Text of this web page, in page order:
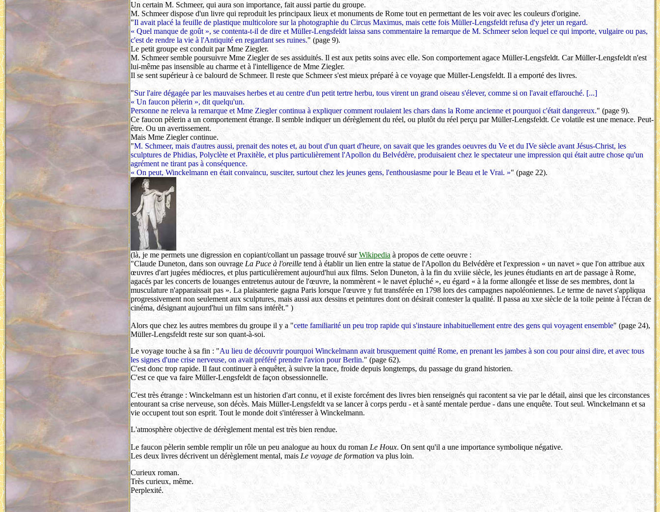
Un certain M. Schmeer, qui aura son importance, fait aussi partie du groupe.
M. Schmeer dispose d'un livre qui reproduit les principaux lieux et monuments de Rome tout en permettant de les voir avec les couleurs d'origine.
"Il avait placé la feuille de plastique multicolore sur la photographie du Circus Maximus, mais cette fois Müller-Lengsfeldt refusa d'y jeter un regard.
« Quel manque de goût », se contenta-t-il de dire et Müller-Lengsfeldt laissa sans commentaire la remarque de M. Schmeer selon lequel ce qui importe, vulgaire ou pas,
c'est de rendre la vie à l'Antiquité en regardant ses ruines." (page 9).
Le petit groupe est conduit par Mme Ziegler.
M. Schmeer semble poursuivre Mme Ziegler de ses assiduités. Il est aux petits soins avec elle. Son comportement agace Müller-Lengsfeldt. Car Müller-Lengsfeldt n'est
lui-même pas insensible au charme et à l'intelligence de Mme Ziegler.
Il se sent supérieur à ce balourd de Schmeer. Il reste que Schmeer s'est mieux préparé à ce voyage que Müller-Lengsfeldt. Il a emporté des livres.
"Sur l'aire dégagée par les mauvaises herbes et au centre d'un petit tertre herbu, tous virent un grand oiseau s'élever, comme si on l'avait effarouché. [...]
« Un faucon pèlerin », dit quelqu'un.
Personne ne releva la remarque et Mme Ziegler continua à expliquer comment roulaient les chars dans la Rome ancienne et pourquoi c'était dangereux." (page 9).
Ce faucon pèlerin a un comportement étrange. Il semble indiquer un dérèglement du réel, ou plutôt du réel perçu par Müller-Lengsfeldt. Ce volatile est une menace. Peut-
être. Ou un avertissement.
Mais Mme Ziegler continue.
"M. Schmeer, mais d'autres aussi, prenait des notes et, au bout d'un quart d'heure, on savait que les grandes oeuvres du Ve et du IVe siècle avant Jésus-Christ, les
sculptures de Phidias, Polyclète et Praxitèle, et plus particulièrement l'Apollon du Belvédère, produisaient chez le spectateur une impression qui était autre chose qu'un
agrément ne tirant pas à conséquence.
« On peut, Winckelmann en était convaincu, susciter, surtout chez les jeunes gens, l'enthousiasme pour le Beau et le Vrai. »" (page 22).
(là, je me permets une digression en copiant/collant un passage trouvé surWikipedia à propos de cette oeuvre :
"Claude Duneton, dans son ouvrage La Puce à l'oreille tend à établir un lien entre la statue de l'Apollon du Belvédère et l'expression « un navet » que l'on attribue aux
œuvres d'art jugées médiocres, et plus particulièrement aujourd'hui aux films. Selon Duneton, à la fin du xviiie siècle, les jeunes étudiants en art de passage à Rome,
agacés par les concerts de louanges entretenus autour de l'œuvre, la nommèrent « le navet épluché », eu égard « à la forme allongée et lisse de ses membres, dont la
musculature n'apparaissait pas ». La plaisanterie gagna Paris lorsque l'œuvre y fut transférée en 1798 lors des campagnes napoléoniennes. Le terme de navet s'appliqua
progressivement non seulement aux sculptures, mais aussi aux dessins et peintures dont on désirait contester la qualité. Il passa au xxe siècle de la toile peinte à l'écran de
cinéma, désignant aujourd'hui un film sans intérêt." )
Alors que chez les autres membres du groupe il y a "cette familiarité un peu trop rapide qui s'instaure inhabituellement entre des gens qui voyagent ensemble" (page 24),
Müller-Lengsfeldt reste sur son quant-à-soi.
Le voyage touche à sa fin : "Au lieu de découvrir pourquoi Winckelmann avait brusquement quitté Rome, en prenant les jambes à son cou pour ainsi dire, et avec tous
les signes d'une crise nerveuse, on avait préféré prendre l'avion pour Berlin." (page 62).
C'est donc trop rapide. Il faut continuer à enquêter, à suivre la trace, froide depuis longtemps, du passage du grand historien.
C'est ce que va faire Müller-Lengsfeldt de façon obsessionnelle.
C'est très étrange : Winckelmann est un historien d'art connu, et il existe forcément des livres bien renseignés qui racontent sa vie par le détail, ainsi que les circonstances
entourant sa crise nerveuse, son décès. Mais Müller-Lengsfeldt va se lancer à corps perdu - et à santé mentale perdue - dans une enquête. Tout seul. Winckelmann et sa
vie occupent tout son esprit. Tout le monde doit s'intéresser à Winckelmann.
L'atmosphère objective de dérèglement mental est très bien rendue.
Le faucon pèlerin semble remplir un rôle un peu analogue au houx du roman Le Houx. On sent qu'il a une importance symbolique négative.
Les deux livres décrivent un dérèglement mental, mais Le voyage de formation va plus loin.
Curieux roman.
Très curieux, même.
Perplexité.